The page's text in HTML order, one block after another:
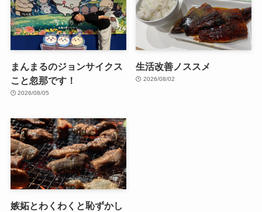
まんまるのジョンサイクス
こと忽那です！
2026/08/05
生活改善ノススメ
2026/08/02
嫉妬とわくわくと恥ずかし